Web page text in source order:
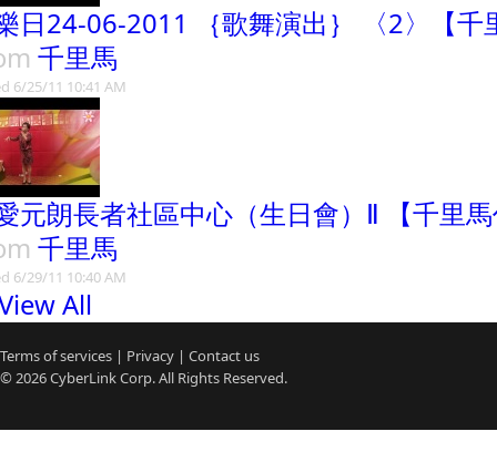
日24-06-2011 ｛歌舞演出｝ 〈2〉【千
千里馬
6/25/11 10:41 AM
元朗長者社區中心（生日會）Ⅱ 【千里
千里馬
6/29/11 10:40 AM
All
Terms of services | Privacy | Contact us
© 2026CyberLinkCorp. All Rights Reserved.